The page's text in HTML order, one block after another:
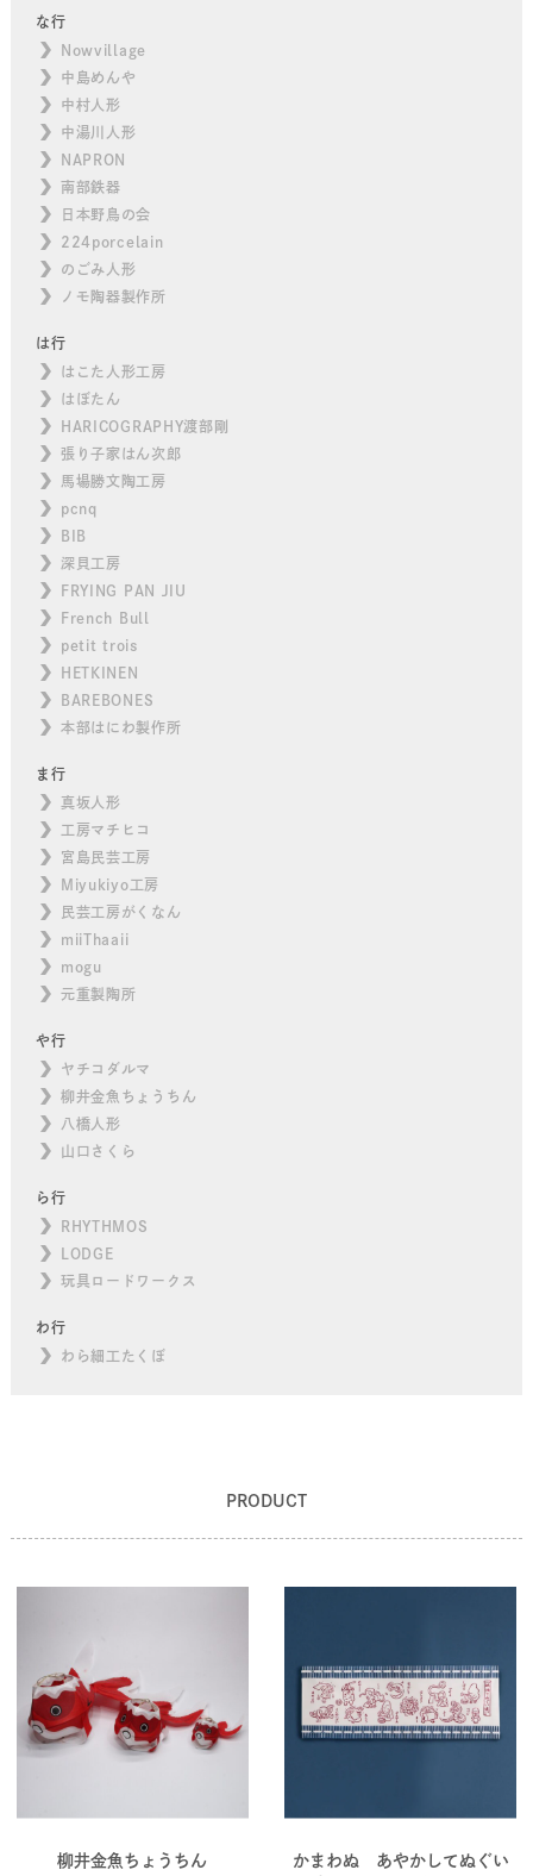
な行
Nowvillage
中島めんや
中村人形
中湯川人形
NAPRON
南部鉄器
日本野鳥の会
224porcelain
のごみ人形
ノモ陶器製作所
は行
はこた人形工房
はぼたん
HARICOGRAPHY渡部剛
張り子家はん次郎
馬場勝文陶工房
pcnq
BIB
深貝工房
FRYING PAN JIU
French Bull
petit trois
HETKINEN
BAREBONES
本部はにわ製作所
ま行
真坂人形
工房マチヒコ
宮島民芸工房
Miyukiyo工房
民芸工房がくなん
miiThaaii
mogu
元重製陶所
や行
ヤチコダルマ
柳井金魚ちょうちん
八橋人形
山口さくら
ら行
RHYTHMOS
LODGE
玩具ロードワークス
わ行
わら細工たくぼ
PRODUCT
柳井金魚ちょうちん
かまわぬ あやかしてぬぐい